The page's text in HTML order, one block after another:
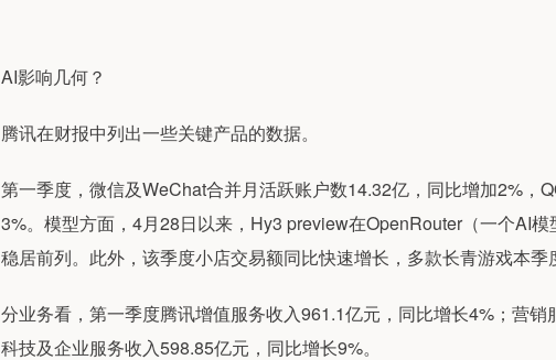
AI影响几何？
腾讯在财报中列出一些关键产品的数据。
第一季度，微信及WeChat合并月活跃账户数14.32亿，同比增加2%，
3%。模型方面，4月28日以来，Hy3 preview在OpenRouter（一个AI
稳居前列。此外，该季度小店交易额同比快速增长，多款长青游戏本季
分业务看，第一季度腾讯增值服务收入961.1亿元，同比增长4%；营
科技及企业服务收入598.85亿元，同比增长9%。